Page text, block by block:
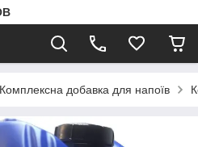
Комплексна добавка для напоїв